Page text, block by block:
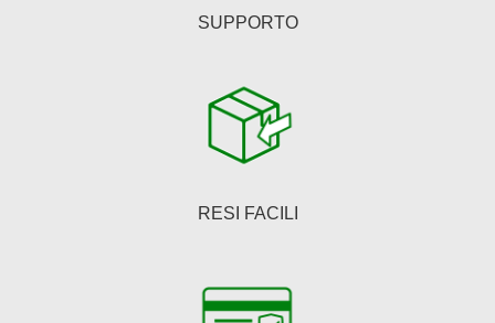
SUPPORTO
RESI FACILI